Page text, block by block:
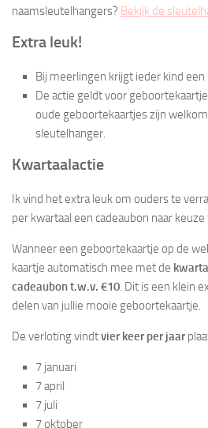
naamsleutelhangers? Bekijk de
Extra leuk!
Bij meerlingen krijgt ieder kind
De actie geldt voor
oude geboortekaartjes zijn
sleutelhanger.
Kwartaalactie
Ik vind het extra leuk om ouders te
per kwartaal een cadeaubon naar
Wanneer een geboortekaartje op de
kaartje automatisch mee met de
cadeaubon t.w.v. €10. Dit is een klein
delen van jullie mooie geboortekaartje.
De verloting vindtvier keer per jaar
7 januari
7 april
7 juli
7 oktober